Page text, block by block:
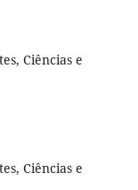
Ciências e
Ciências e